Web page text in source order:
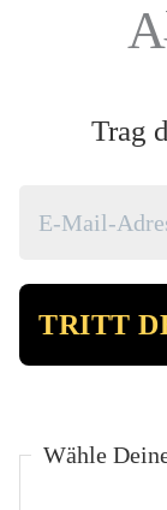
Trag
Wähle